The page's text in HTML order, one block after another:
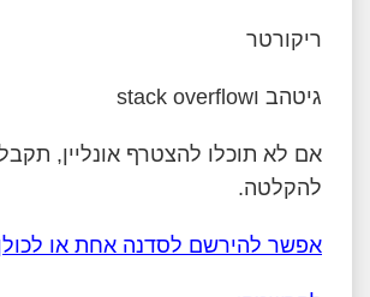
ריקורטר
גיטהב וstack overflow
אם לא תוכלו להצטרף אונליין,
להקלטה.
אפשר להירשם לסדנה אחת או